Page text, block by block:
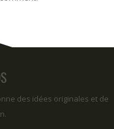
des idées originales et de